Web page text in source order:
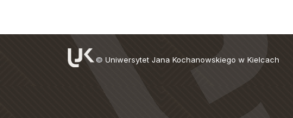
© Uniwersytet Jana Kochanowskiego w Kielcach